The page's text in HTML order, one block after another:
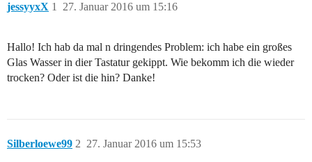
jessyyxX 27. Januar 2016 um 15:16
1
Hallo! Ich hab da mal n dringendes Problem: ich habe ein großes
Glas Wasser in dier Tastatur gekippt. Wie bekomm ich die wieder
trocken? Oder ist die hin? Danke!
Silberloewe99 27. Januar 2016 um 15:53
2